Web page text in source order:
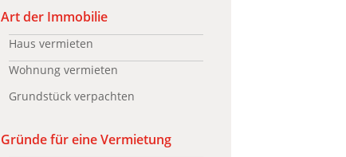
Art der Immobilie
Haus vermieten
Wohnung vermieten
Grundstück verpachten
Gründe für eine Vermietung